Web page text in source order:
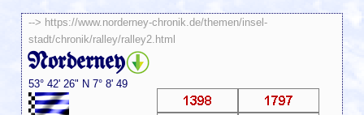
--> https://www.norderney-chronik.de/themen/insel-
stadt/chronik/ralley/ralley2.html
Norderney
53° 42' 26" N 7° 8' 49